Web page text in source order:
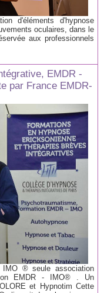
d'éléments d'hypnose
oculaires, dans le
aux professionnels
EMDR -
par France EMDR-
IMO ® seule association
EMDR - IMO® . Un
et Hypnotim Cette